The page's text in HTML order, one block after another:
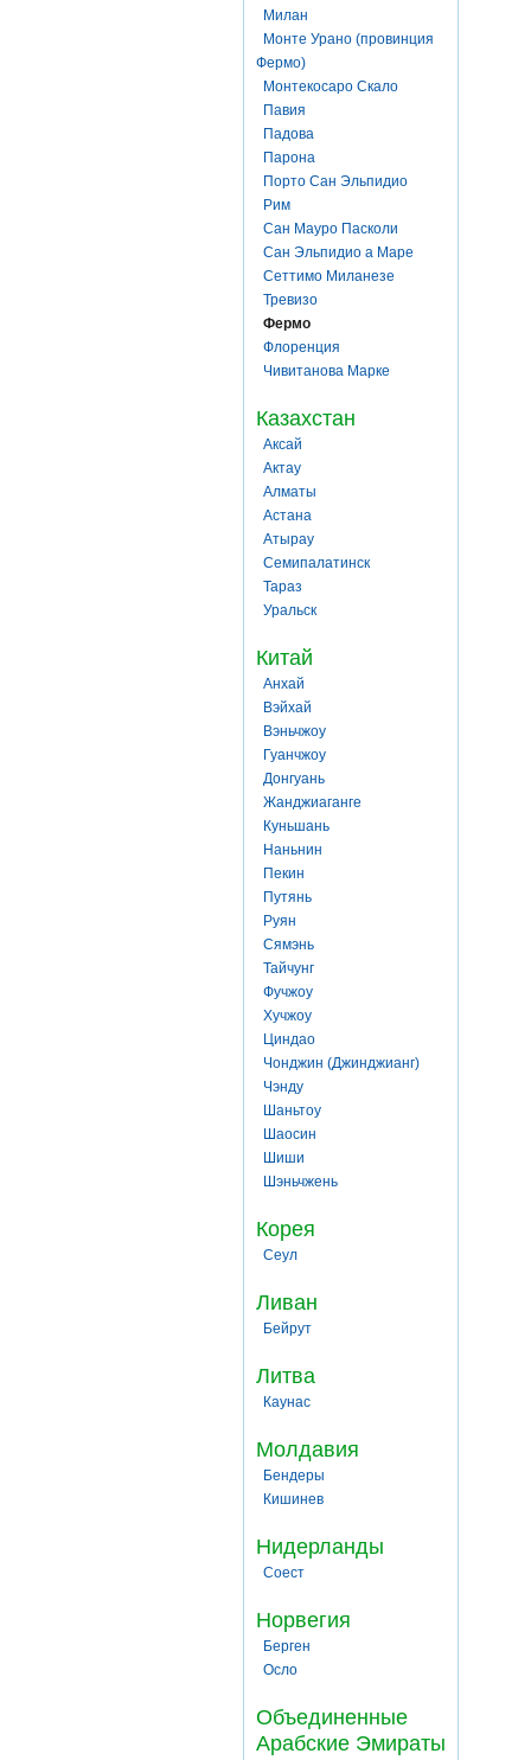
Милан
Монте Урано (провинция
Фермо)
Монтекосаро Скало
Павия
Падова
Парона
Порто Сан Эльпидио
Рим
Сан Мауро Пасколи
Сан Эльпидио а Маре
Сеттимо Миланезе
Тревизо
Фермо
Флоренция
Чивитанова Марке
Казахстан
Аксай
Актау
Алматы
Астана
Атырау
Семипалатинск
Тараз
Уральск
Китай
Анхай
Вэйхай
Вэньчжоу
Гуанчжоу
Донгуань
Жанджиаганге
Куньшань
Наньнин
Пекин
Путянь
Руян
Сямэнь
Тайчунг
Фучжоу
Хучжоу
Циндао
Чонджин (Джинджианг)
Чэнду
Шаньтоу
Шаосин
Шиши
Шэньчжень
Корея
Сеул
Ливан
Бейрут
Литва
Каунас
Молдавия
Бендеры
Кишинев
Нидерланды
Соест
Норвегия
Берген
Осло
Объединенные
Арабские Эмираты